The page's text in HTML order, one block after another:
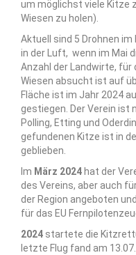
um möglichst viele Kitze
Wiesen zu holen).
Aktuell sind 5 Drohnen im
in der Luft, wenn im Mai
Anzahl der Landwirte, für
Wiesen absucht ist auf
Fläche ist im Jahr 2024
gestiegen. Der Verein ist
Polling, Etting und
gefundenen Kitze ist in
geblieben.
Im März 2024 hat der
des Vereins, aber auch
der Region angeboten
für das EU
2024 startete die
letzte Flug fand am